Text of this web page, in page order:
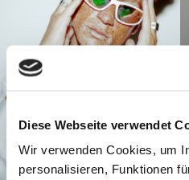
Diese Webseite verwendet
Wir verwenden Cookies, um
personalisieren, Funktionen